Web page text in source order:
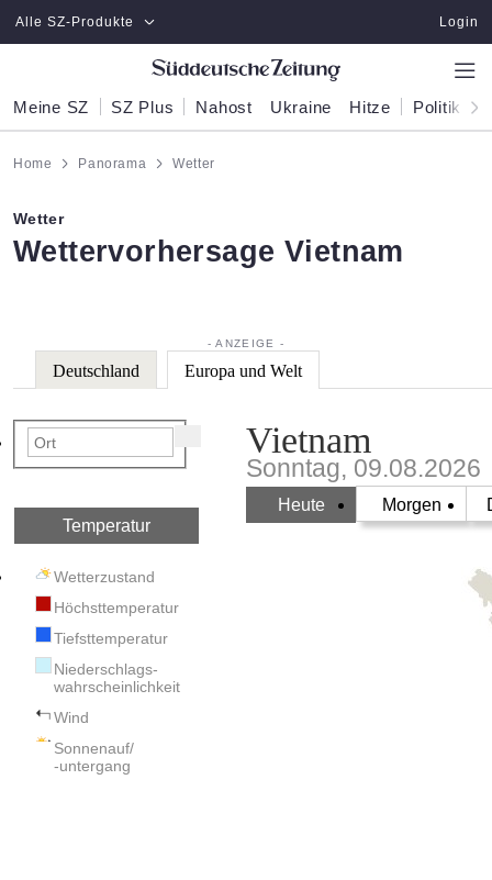
Zum Hauptinhalt springen
Alle SZ-Produkte Login
Meine SZ SZ Plus Nahost Ukraine Hitze Politik
Home Panorama Wetter
Wetter
:
Wettervorhersage Vietnam
Deutschland Europa und Welt
Temperatur
Wetterzustand
Höchsttemperatur
Tiefsttemperatur
Niederschlags-
wahrscheinlichkeit
Wind
Sonnenauf/
-untergang
Vietnam
Sonntag, 09.08.2026
Heute Morgen